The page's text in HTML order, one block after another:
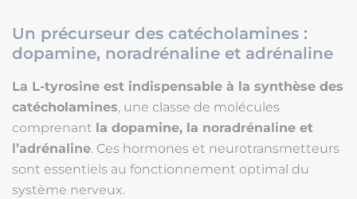
Un précurseur des catécholamines :
dopamine, noradrénaline et adrénaline
La L-tyrosine est indispensable à la synthèse des
catécholamines, une classe de molécules
comprenant la dopamine, la noradrénaline et
l’adrénaline. Ces hormones et neurotransmetteurs
sont essentiels au fonctionnement optimal du
système nerveux.